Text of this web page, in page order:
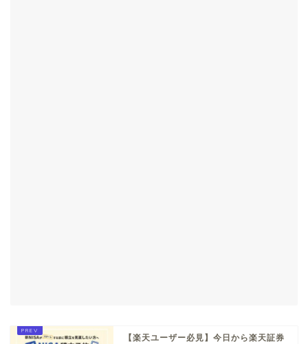
【楽天ユーザー必見】今日から楽天証券